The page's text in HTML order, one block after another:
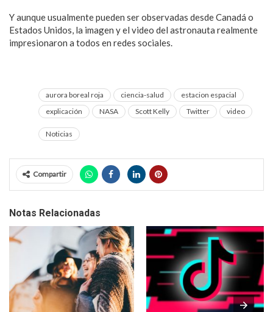
Y aunque usualmente pueden ser observadas desde Canadá o
Estados Unidos, la imagen y el video del astronauta realmente
impresionaron a todos en redes sociales.
aurora boreal roja ciencia-salud
estacion espacial
explicación
NASA Scott Kelly Twitter video
Noticias
Compartir
Notas Relacionadas